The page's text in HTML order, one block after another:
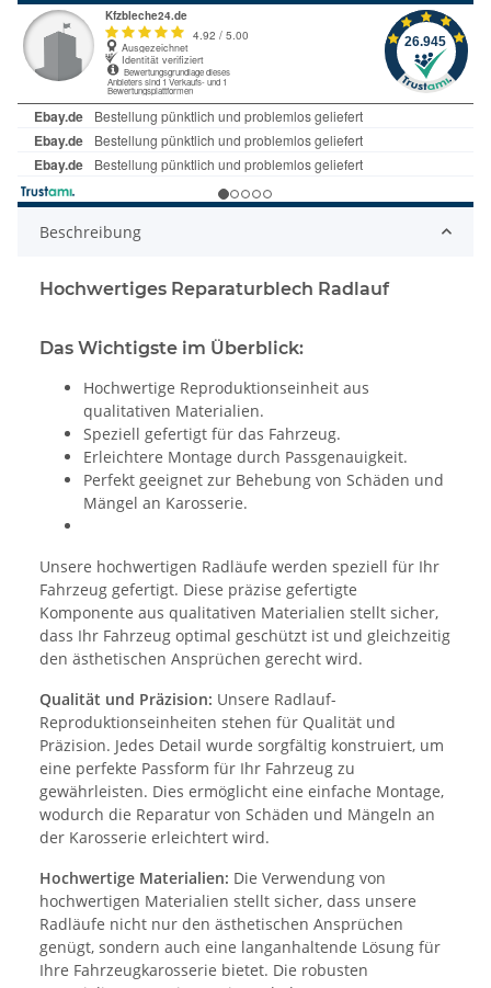
Beschreibung
Hochwertiges Reparaturblech Radlauf
Das Wichtigste im Überblick:
Hochwertige Reproduktionseinheit aus
qualitativen Materialien.
Speziell gefertigt für das Fahrzeug.
Erleichtere Montage durch Passgenauigkeit.
Perfekt geeignet zur Behebung von Schäden und
Mängel an Karosserie.
Unsere hochwertigen Radläufe werden speziell für Ihr
Fahrzeug gefertigt. Diese präzise gefertigte
Komponente aus qualitativen Materialien stellt sicher,
dass Ihr Fahrzeug optimal geschützt ist und gleichzeitig
den ästhetischen Ansprüchen gerecht wird.
Qualität und Präzision: Unsere Radlauf-
Reproduktionseinheiten stehen für Qualität und
Präzision. Jedes Detail wurde sorgfältig konstruiert, um
eine perfekte Passform für Ihr Fahrzeug zu
gewährleisten. Dies ermöglicht eine einfache Montage,
wodurch die Reparatur von Schäden und Mängeln an
der Karosserie erleichtert wird.
Hochwertige Materialien: Die Verwendung von
hochwertigen Materialien stellt sicher, dass unsere
Radläufe nicht nur den ästhetischen Ansprüchen
genügt, sondern auch eine langanhaltende Lösung für
Ihre Fahrzeugkarosserie bietet. Die robusten